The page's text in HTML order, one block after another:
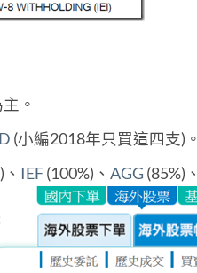
。
(小編2018年只買這四支)。
IEF(100%)、 AGG (85%)、